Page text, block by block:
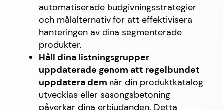
automatiserade budgivningsstrategier
och målalternativ för att effektivisera
hanteringen av dina segmenterade
produkter.
Håll dina listningsgrupper
uppdaterade genom att regelbundet
uppdatera dem när din produktkatalog
utvecklas eller säsongsbetoning
påverkar dina erbjudanden. Detta